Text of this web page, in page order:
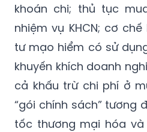
khoán chi; thủ tục
nhiệm vụ KHCN; cơ
tư mạo hiểm có sử
khuyến khích doanh
cả khấu trừ chi phí ở
“gói chính sách” tương
tốc thương mại hóa